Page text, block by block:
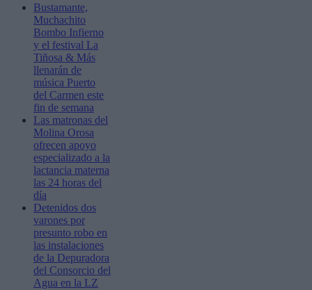
Bustamante,
Muchachito
Bombo Infierno
y el festival La
Tiñosa & Más
llenarán de
música Puerto
del Carmen este
fin de semana
Las matronas del
Molina Orosa
ofrecen apoyo
especializado a la
lactancia materna
las 24 horas del
día
Detenidos dos
varones por
presunto robo en
las instalaciones
de la Depuradora
del Consorcio del
Agua en la LZ